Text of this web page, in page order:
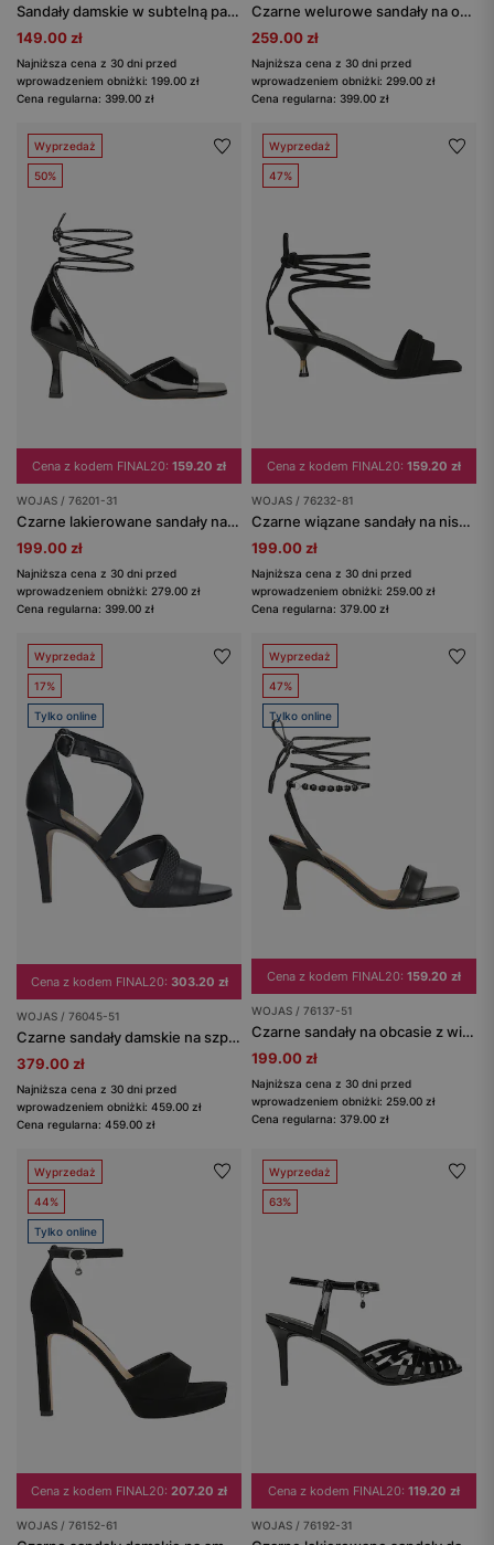
Sandały damskie w subtelną panterkę
149.00 zł
Najniższa cena z 30 dni przed
wprowadzeniem obniżki: 199.00 zł
Cena regularna: 399.00 zł
Czarne welurowe sandały na obcasie
259.00 zł
Najniższa cena z 30 dni przed
wprowadzeniem obniżki: 299.00 zł
Cena regularna: 399.00 zł
Wyprzedaż
50%
Cena z kodem FINAL20: 159.20 zł
WOJAS / 76201-31
Czarne lakierowane sandały na niskiej szpilce z wiązaniem wokół kostki
199.00 zł
Najniższa cena z 30 dni przed
wprowadzeniem obniżki: 279.00 zł
Cena regularna: 399.00 zł
Wyprzedaż
47%
Cena z kodem FINAL20: 159.20 zł
WOJAS / 76232-81
Czarne wiązane sandały na niskim obcasie
199.00 zł
Najniższa cena z 30 dni przed
wprowadzeniem obniżki: 259.00 zł
Cena regularna: 379.00 zł
Wyprzedaż
17%
Tylko online
Cena z kodem FINAL20: 303.20 zł
WOJAS / 76045-51
Czarne sandały damskie na szpilce
379.00 zł
Najniższa cena z 30 dni przed
wprowadzeniem obniżki: 459.00 zł
Cena regularna: 459.00 zł
Wyprzedaż
47%
Tylko online
Cena z kodem FINAL20: 159.20 zł
WOJAS / 76137-51
Czarne sandały na obcasie z wiązaniem wokół kostki
199.00 zł
Najniższa cena z 30 dni przed
wprowadzeniem obniżki: 259.00 zł
Cena regularna: 379.00 zł
Wyprzedaż
44%
Tylko online
Cena z kodem FINAL20: 207.20 zł
WOJAS / 76152-61
Wyprzedaż
63%
Cena z kodem FINAL20: 119.20 zł
WOJAS / 76192-31